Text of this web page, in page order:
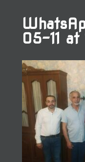
05-11